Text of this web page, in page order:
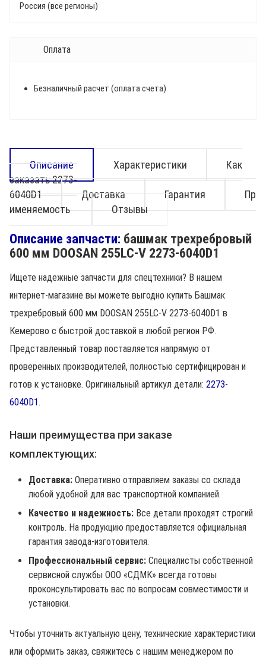
Россия (все регионы)
Оплата
Безналичный расчет (оплата счета)
Описание Характеристики
Как
заказать 2273-
6040D1
Доставка Гарантия
Пр
именяемость
Отзывы
Описание запчасти: башмак трехребровый
600 мм DOOSAN 255LC-V 2273-6040D1
Ищете надежные запчасти для спецтехники? В нашем
интернет-магазине вы можете выгодно купить Башмак
трехребровый 600 мм DOOSAN 255LC-V 2273-6040D1 в
Кемерово с быстрой доставкой в любой регион РФ.
Представленный товар поставляется напрямую от
проверенных производителей, полностью сертифицирован и
готов к установке. Оригинальный артикул детали: 2273-
6040D1.
Наши преимущества при заказе
комплектующих:
Доставка: Оперативно отправляем заказы со склада
любой удобной для вас транспортной компанией.
Качество и надежность: Все детали проходят строгий
контроль. На продукцию предоставляется официальная
гарантия завода-изготовителя.
Профессиональный сервис: Специалисты собственной
сервисной службы ООО «СДМК» всегда готовы
проконсультировать вас по вопросам совместимости и
установки.
Чтобы уточнить актуальную цену, технические характеристики
или оформить заказ, свяжитесь с нашим менеджером по